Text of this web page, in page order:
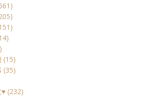
(15)
(35)
(232)